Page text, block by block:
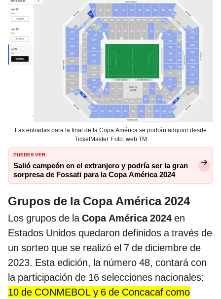
Las entradas para la final de la Copa América se podrán adquirir desde
TicketMaster. Foto: web TM
PUEDES VER:
Salió campeón en el extranjero y podría ser la gran
sorpresa de Fossati para la Copa América 2024
Grupos de la Copa América 2024
Los grupos de laCopa América 2024 en
Estados Unidos quedaron definidos a través de
un sorteo que se realizó el 7 de diciembre de
2023. Esta edición, la número 48, contará con
la participación de 16 selecciones nacionales:
10 de CONMEBOL y 6 de Concacaf como